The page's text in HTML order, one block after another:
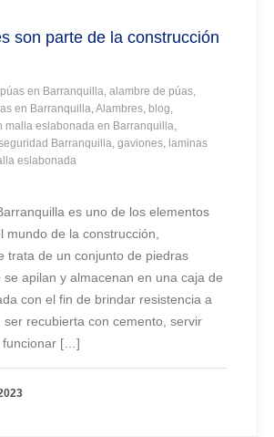
son parte de la construcción
en Barranquilla, alambre de púas,
en Barranquilla, Alambres, blog,
malla eslabonada en Barranquilla,
Barranquilla, gaviones, laminas
eslabonada
es uno de los elementos
mundo de la construcción,
trata de un conjunto de piedras
se apilan y almacenan en una caja de
con el fin de brindar resistencia a
ser recubierta con cemento, servir
funcionar […]